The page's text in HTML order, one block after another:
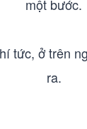
một bước.
tức, ở trên
ra.